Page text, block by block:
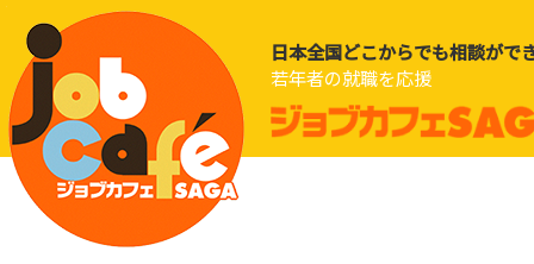
日本全国どこからでも相談がで
若年者の就職を応援